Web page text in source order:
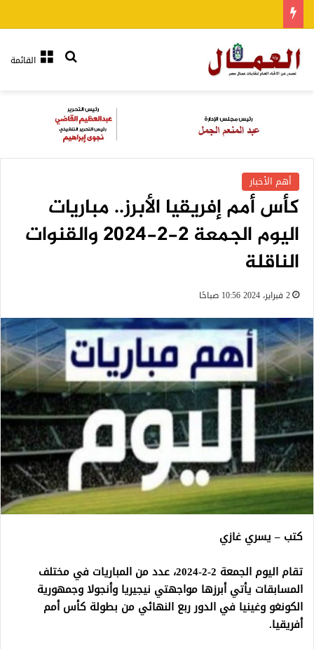
القائمةبحث عن
أهم الأخبار
كأس أمم إفريقيا الأبرز.. مباريات
اليوم الجمعة 2-2-2024 والقنوات
الناقلة
2 فبراير، 2024 10:56 صباحًا
كتب – يسري غازي
تقام اليوم الجمعة 2-2-2024، عدد من المباريات في مختلف
المسابقات يأتي أبرزها مواجهتي نيجيريا وأنجولا وجمهورية
الكونغو وغينيا في الدور ربع النهائي من بطولة كأس أمم
أفريقيا.